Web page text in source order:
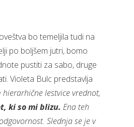
bo temeljila tudi na
po boljšem jutri, bomo
pustiti za sabo, druge
Violeta Bulc predstavlja
hierarhične lestvice vrednot,
ki so mi blizu. Ena teh
Slednja se je v